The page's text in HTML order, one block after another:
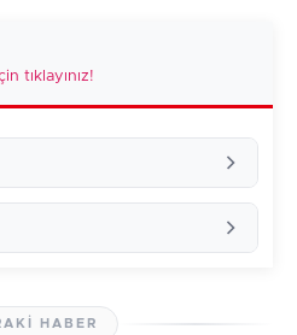
tıklayınız!
HABER